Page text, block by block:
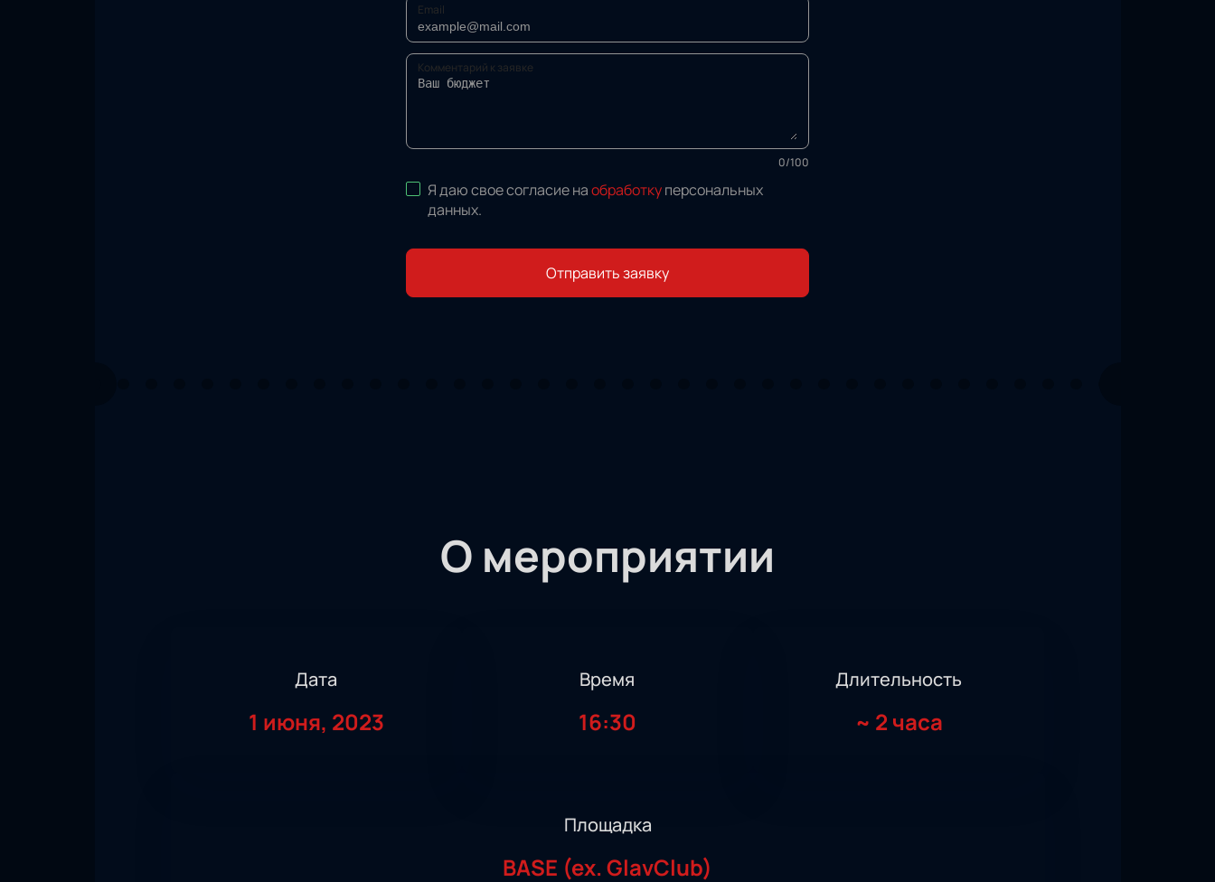
Email
Комментарий к заявке
0/100
Я даю свое согласие наобработкуперсональных
данных.
Отправить заявку
О мероприятии
Дата
1 июня, 2023
Время
16:30
Длительность
~ 2 часа
Площадка
BASE (ex. GlavClub)